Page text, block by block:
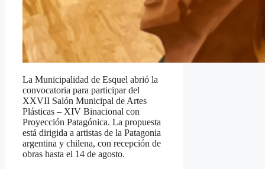
La Municipalidad de Esquel abrió la
convocatoria para participar del
XXVII Salón Municipal de Artes
Plásticas – XIV Binacional con
Proyección Patagónica. La propuesta
está dirigida a artistas de la Patagonia
argentina y chilena, con recepción de
obras hasta el 14 de agosto.